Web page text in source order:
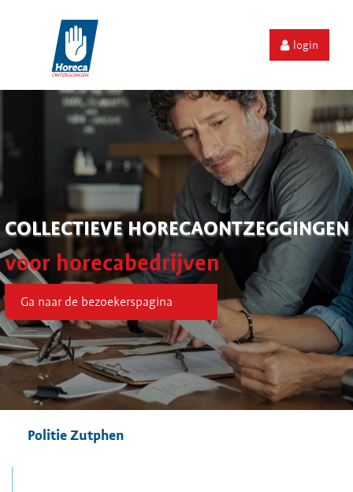
login
COLLECTIEVE HORECAONTZEGGINGEN
voor horecabedrijven
Ga naar de bezoekerspagina
Politie Zutphen